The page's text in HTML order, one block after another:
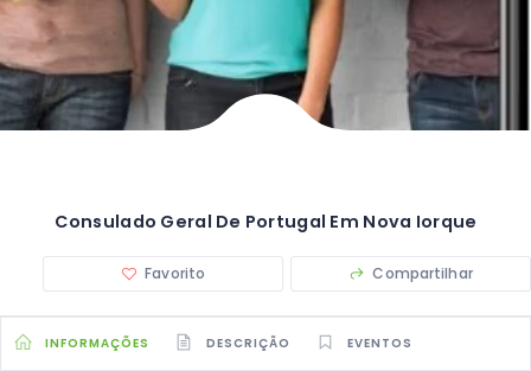
Consulado Geral De Portugal Em Nova Iorque
Favorito Compartilhar
INFORMAÇÕES DESCRIÇÃO EVENTOS